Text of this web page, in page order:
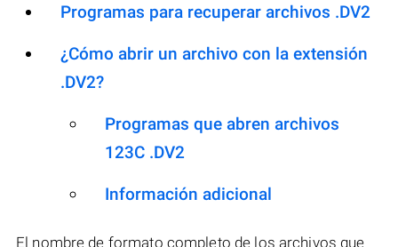
Programas para recuperar archivos .DV2
¿Cómo abrir un archivo con la extensión
.DV2?
Programas que abren archivos
123C .DV2
Información adicional
El nombre de formato completo de los archivos que